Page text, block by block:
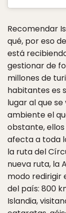
Recomendar
qué, por eso
está
gestionar de
millones de
habitantes es
lugar al que
ambiente el
obstante,
afecta a toda
la ruta del
nueva ruta, la
modo redirigir
del país: 800
Islandia,